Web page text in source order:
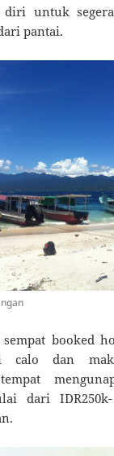
diri untuk
pantai.
booked
calo dan
dari